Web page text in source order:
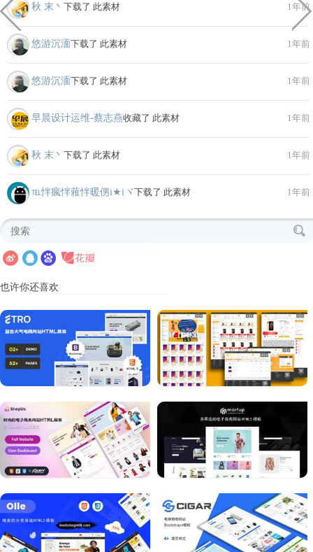
秋 末丶 下载了 此素材 1年前
悠游沉湎下载了 此素材 1年前
悠游沉湎下载了 此素材 1年前
早晨设计运维-蔡志燕收藏了 此素材 1年前
秋 末丶 下载了 此素材 1年前
℡怑瘋怑蕥怑暖侽i★iヾ下载了 此素材 1年前
也许你还喜欢